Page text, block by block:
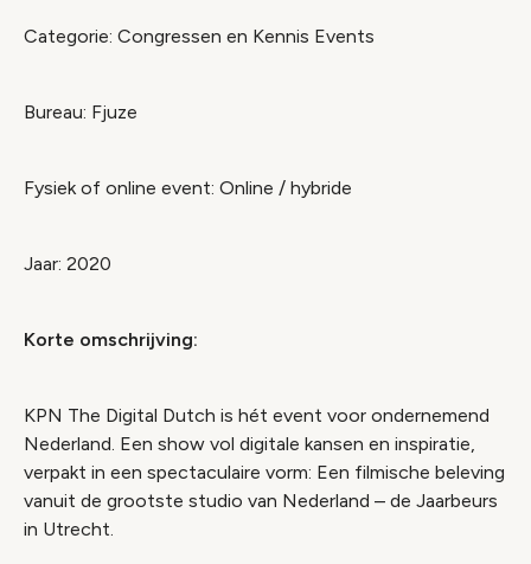
Categorie: Congressen en Kennis Events
Bureau: Fjuze
Fysiek of online event: Online / hybride
Jaar: 2020
Korte omschrijving:
KPN The Digital Dutch is hét event voor ondernemend
Nederland. Een show vol digitale kansen en inspiratie,
verpakt in een spectaculaire vorm: Een filmische beleving
vanuit de grootste studio van Nederland – de Jaarbeurs
in Utrecht.